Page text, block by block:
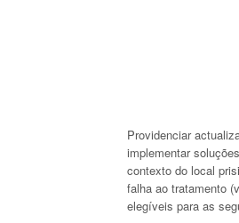
Providenciar
implementar
contexto do local
falha ao tratamento
elegíveis para as